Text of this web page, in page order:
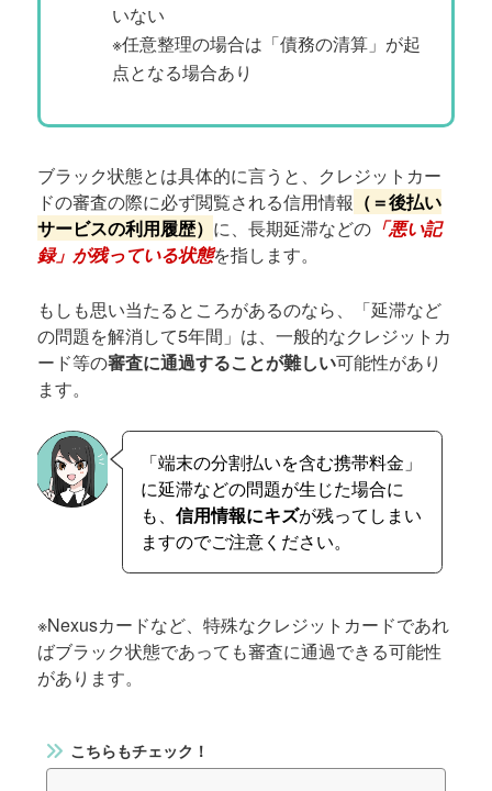
いない
※任意整理の場合は「債務の清算」が起
点となる場合あり
ブラック状態とは具体的に言うと、クレジットカー
ドの審査の際に必ず閲覧される信用情報 （＝後払い
サービスの利用履歴） に、長期延滞などの 「悪い記
録」が残っている状態を指します。
もしも思い当たるところがあるのなら、「延滞など
の問題を解消して5年間」は、一般的なクレジットカ
ード等の審査に通過することが難しい可能性があり
ます。
「端末の分割払いを含む携帯料金」
に延滞などの問題が生じた場合に
も、 信用情報にキズが残ってしまい
ますのでご注意ください。
※Nexusカードなど、特殊なクレジットカードであれ
ばブラック状態であっても審査に通過できる可能性
があります。
こちらもチェック！